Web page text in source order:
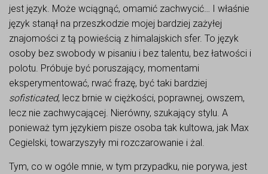
jest język. Może wciągnąć, omamić zachwycić… I właśnie
język stanął na przeszkodzie mojej bardziej zażyłej
znajomości z tą powieścią z himalajskich sfer. To język
osoby bez swobody w pisaniu i bez talentu, bez łatwości i
polotu. Próbuje być poruszający, momentami
eksperymentować, rwać frazę, być taki bardziej
sofisticated, lecz brnie w ciężkości, poprawnej, owszem,
lecz nie zachwycającej. Nierówny, szukający stylu. A
ponieważ tym językiem pisze osoba tak kultowa, jak Max
Cegielski, towarzyszyły mi rozczarowanie i żal.
Tym, co w ogóle mnie, w tym przypadku, nie porywa, jest